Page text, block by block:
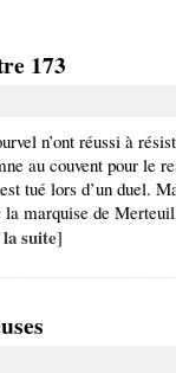
173
n’ont réussi à
au couvent pour le
tué lors d’un duel.
marquise de
suite]